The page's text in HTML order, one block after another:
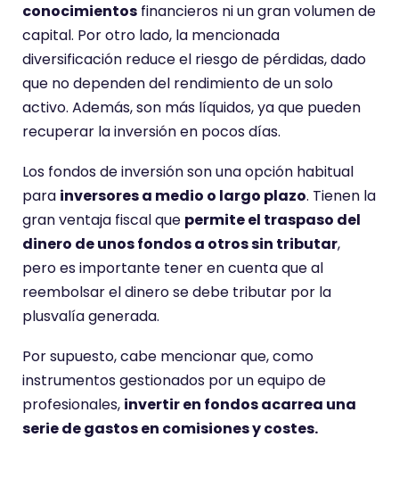
conocimientos financieros ni un gran volumen de
capital. Por otro lado, la mencionada
diversificación reduce el riesgo de pérdidas, dado
que no dependen del rendimiento de un solo
activo. Además, son más líquidos, ya que pueden
recuperar la inversión en pocos días.
Los fondos de inversión son una opción habitual
para inversores a medio o largo plazo. Tienen la
gran ventaja fiscal que permite el traspaso del
dinero de unos fondos a otros sin tributar,
pero es importante tener en cuenta que al
reembolsar el dinero se debe tributar por la
plusvalía generada.
Por supuesto, cabe mencionar que, como
instrumentos gestionados por un equipo de
profesionales, invertir en fondos acarrea una
serie de gastos en comisiones y costes.